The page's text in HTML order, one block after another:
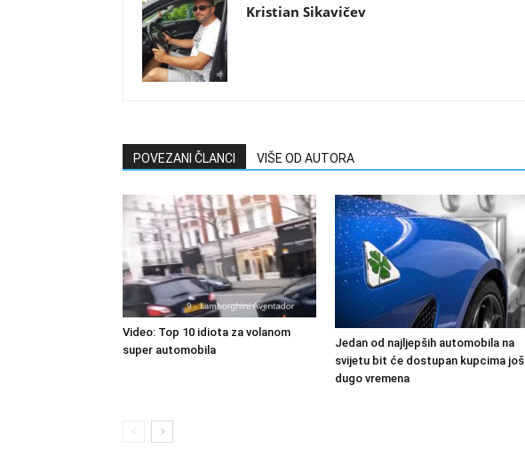
Kristian Sikavičev
POVEZANI ČLANCI VIŠE OD AUTORA
Video: Top 10 idiota za volanom
super automobila
Jedan od najljepših automobila na
svijetu bit će dostupan kupcima još
dugo vremena